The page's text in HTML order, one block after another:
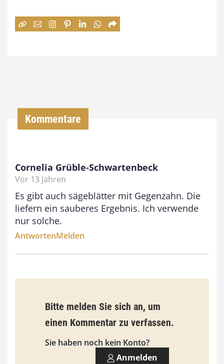
:
i
9
Kommentare
Cornelia Grüble-Schwartenbeck
Vor 13 Jahren
Es gibt auch sägeblätter mit Gegenzahn. Die
liefern ein sauberes Ergebnis. Ich verwende
nur solche.
AntwortenMelden
Bitte melden Sie sich an, um
einen Kommentar zu verfassen.
Sie haben noch kein Konto?
Anmelden